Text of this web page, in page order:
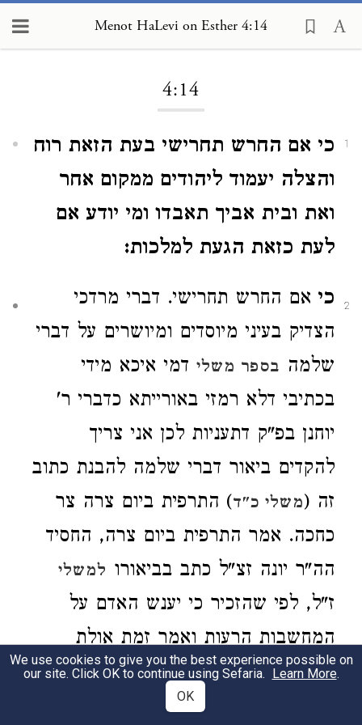
Menot HaLevi on Esther 4:14
4:14
1
כי אם החרש תחרישי בעת הזאת רוח
והצלה יעמוד ליהודים ממקום אחר
ואת ובית אביך תאבדו ומי יודע אם
לעת כזאת הגעת למלכות:
2 כי אם החרש תחרישי. דברי מרדכי
הצדיק בעיני מיוסדים ומיושרים על דברי
שלמה בספר משלי דמי איכא מידי
בכתיבי דלא רמזי באורייתא כדברי ר'
יוחנן בפ"ק דתעניות לכן אני צריך
להקדים ביאור דברי שלמה להבנת כתוב
זה (משלי כ"ד) התרפית ביום צרה צר
כחכה. אמר התרפית ביום צרה, החסיד
הה"ר יונה זצ"ל כתב בביאורו למשלי
ז"ל, לפי שהזכיר כי יענש האדם על
המחשבות הרעות ואמר זמת אולת
חטאת, יאמר עתה כי גם ענש יענש על
שיתרפה מן המחשבות הטובות במקום
We use cookies to give you the best experience possible on
our site. Click OK to continue using Sefaria. Learn More.
OK